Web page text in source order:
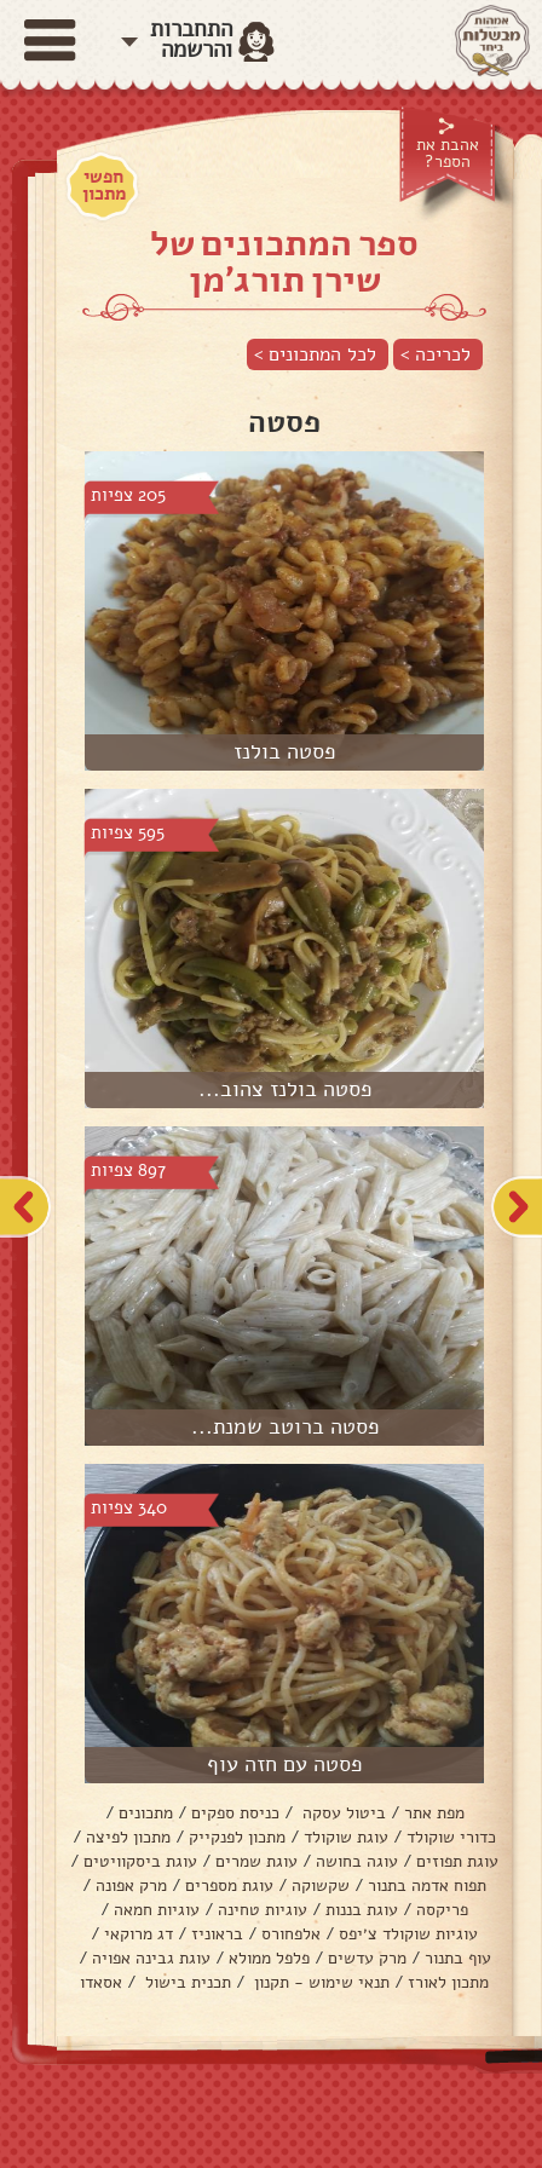
התחברות
והרשמה
אהבת את
הספר?
חפשי
מתכון
ספר המתכונים של
שירן תורג'מן
לכריכה > לכל המתכונים >
פסטה
205 צפיות
פסטה בולנז
595 צפיות
פסטה בולנז צהוב...
897 צפיות
פסטה ברוטב שמנת...
340 צפיות
פסטה עם חזה עוף
מפת אתר / ביטול עסקה / כניסת ספקים / מתכונים /
כדורי שוקולד / עוגת שוקולד / מתכון לפנקייק / מתכון לפיצה /
עוגת תפוזים / עוגה בחושה / עוגת שמרים / עוגת ביסקוויטים /
תפוח אדמה בתנור / שקשוקה / עוגת מספרים / מרק אפונה /
פריקסה / עוגת בננות / עוגיות טחינה / עוגיות חמאה /
עוגיות שוקולד צ׳יפס / אלפחורס / בראוניז / דג מרוקאי /
עוף בתנור / מרק עדשים / פלפל ממולא / עוגת גבינה אפויה /
מתכון לאורז / תנאי שימוש - תקנון / תכנית בישול / אסאדו